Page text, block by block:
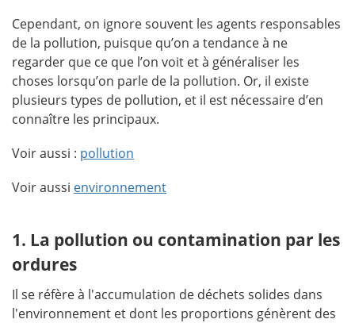
Cependant, on ignore souvent les agents responsables
de la pollution, puisque qu’on a tendance à ne
regarder que ce que l’on voit et à généraliser les
choses lorsqu’on parle de la pollution. Or, il existe
plusieurs types de pollution, et il est nécessaire d’en
connaître les principaux.
Voir aussi : pollution
Voir aussi environnement
1. La pollution ou contamination par les
ordures
Il se réfère à l'accumulation de déchets solides dans
l'environnement et dont les proportions génèrent des